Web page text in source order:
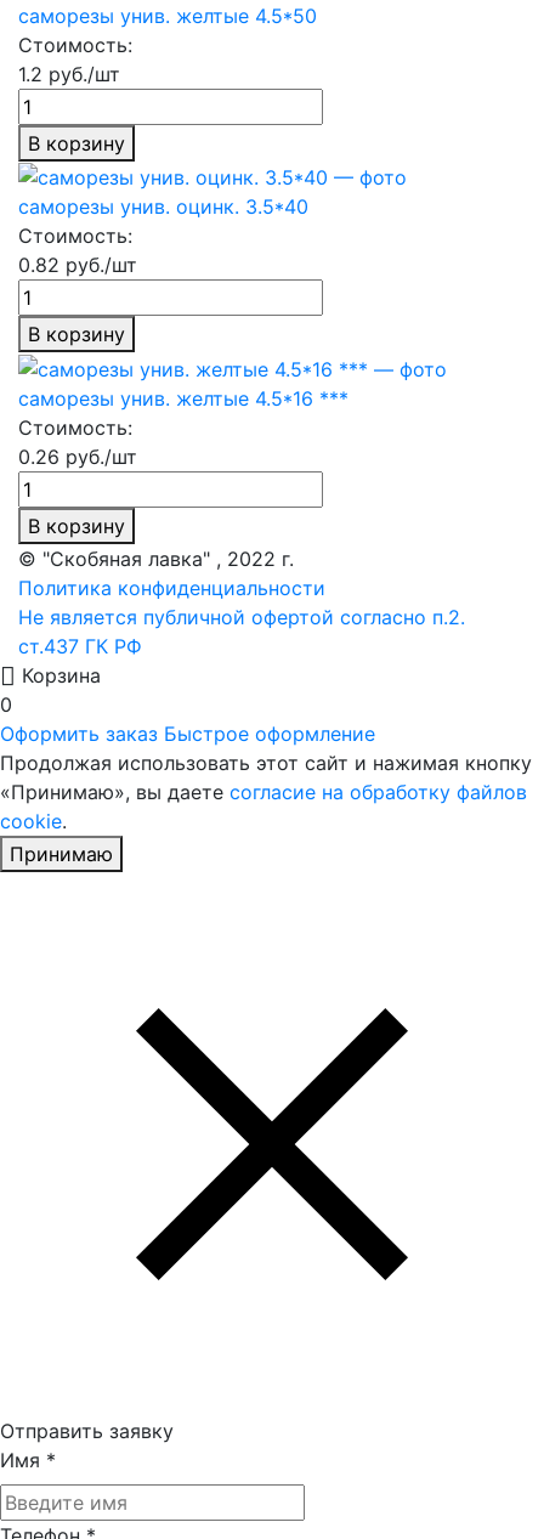
саморезы унив. желтые 4.5*50
Стоимость:
1.2 руб./шт
В корзину
саморезы унив. оцинк. 3.5*40
Стоимость:
0.82 руб./шт
В корзину
саморезы унив. желтые 4.5*16 ***
Стоимость:
0.26 руб./шт
В корзину
© "Скобяная лавка" , 2022 г.
Политика конфиденциальности
Не является публичной офертой согласно п.2.
ст.437 ГК РФ
Корзина
0
Оформить заказ Быстрое оформление
Продолжая использовать этот сайт и нажимая кнопку
«Принимаю», вы даете согласие на обработку файлов
cookie.
Принимаю
Отправить заявку
Имя *